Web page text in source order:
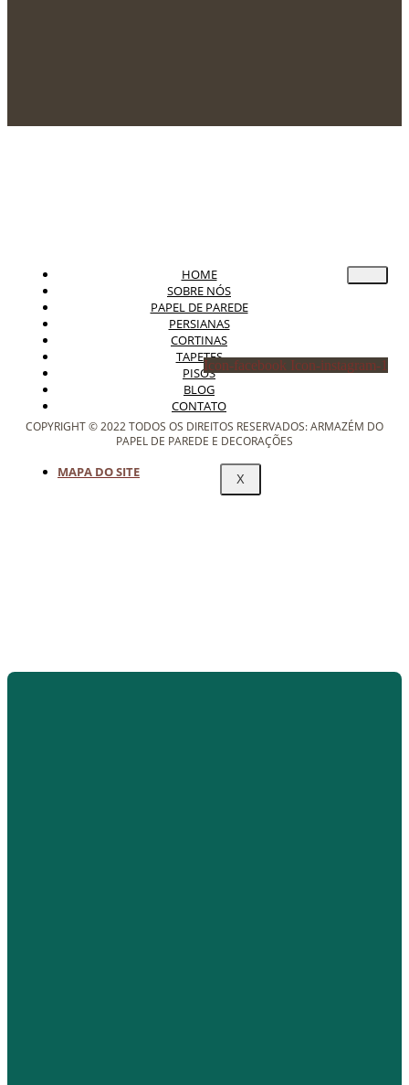
HOME
SOBRE NÓS
PAPEL DE PAREDE
PERSIANAS
CORTINAS
TAPETES
PISOS
BLOG
CONTATO
X
Icon-facebook Icon-instagram-1
COPYRIGHT © 2022 TODOS OS DIREITOS RESERVADOS: ARMAZÉM DO
PAPEL DE PAREDE E DECORAÇÕES
MAPA DO SITE